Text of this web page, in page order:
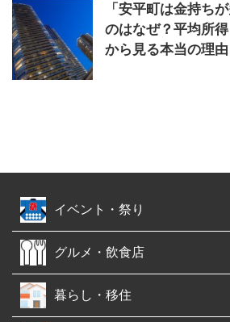
「安平町は金持ち
のはなぜ？平均所
から見る本当の理由
イベント・祭り
グルメ・飲食店
暮らし・移住